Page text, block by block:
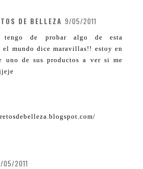
DE BELLEZA 9/05/2011
tengo de probar algo de esta
el mundo dice maravillas!! estoy en
uno de sus productos a ver si me
05/2011